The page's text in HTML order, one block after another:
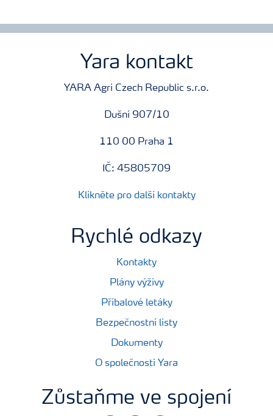
Yara kontakt
YARA Agri Czech Republic s.r.o.
Dušní 907/10
110 00 Praha 1
IČ: 45805709
Klikněte pro další kontakty
Rychlé odkazy
Kontakty
Plány výživy
Příbalové letáky
Bezpečnostní listy
Dokumenty
O společnosti Yara
Zůstaňme ve spojení